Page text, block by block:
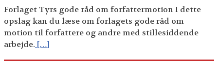
Forlaget Tyrs gode råd om forfattermotion I dette
opslag kan du læse om forlagets gode råd om
motion til forfattere og andre med stillesiddende
arbejde. […]